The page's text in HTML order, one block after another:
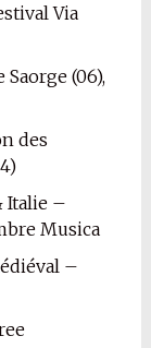
Via
(06),
des
Italie –
Musica
–